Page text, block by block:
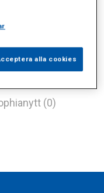
(0)
alla cookies